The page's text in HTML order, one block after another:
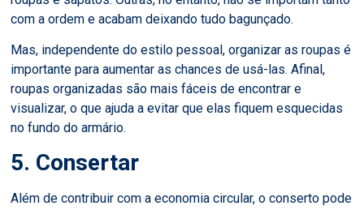
com a ordem e acabam deixando tudo bagunçado.
Mas, independente do estilo pessoal, organizar as roupas é
importante para aumentar as chances de usá-las. Afinal,
roupas organizadas são mais fáceis de encontrar e
visualizar, o que ajuda a evitar que elas fiquem esquecidas
no fundo do armário.
5. Consertar
Além de contribuir com a economia circular, o conserto pode